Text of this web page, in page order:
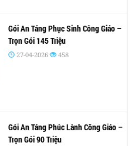
Gói An Táng Phục Sinh Công Giáo –
Trọn Gói 145 Triệu
27-04-2026 458
Gói An Táng Phúc Lành Công Giáo –
Trọn Gói 90 Triệu